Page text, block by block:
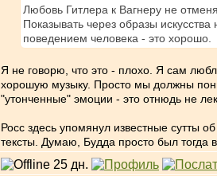
Любовь Гитлера к Вагнеру не
Показывать через образы
поведением человека - это хорошо.
Я не говорю, что это - плохо. Я сам
хорошую музыку. Просто мы должны
"утонченные" эмоции - это отнюдь не
Росс здесь упомянул известные сутты
тексты. Думаю, Будда просто был тогда